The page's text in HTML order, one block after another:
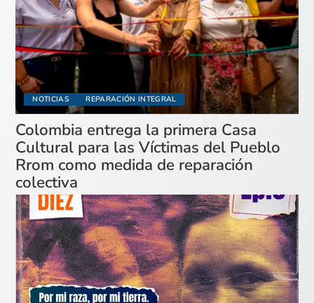
NOTICIAS REPARACIÓN INTEGRAL
Colombia entrega la primera Casa
Cultural para las Víctimas del Pueblo
Rrom como medida de reparación
colectiva